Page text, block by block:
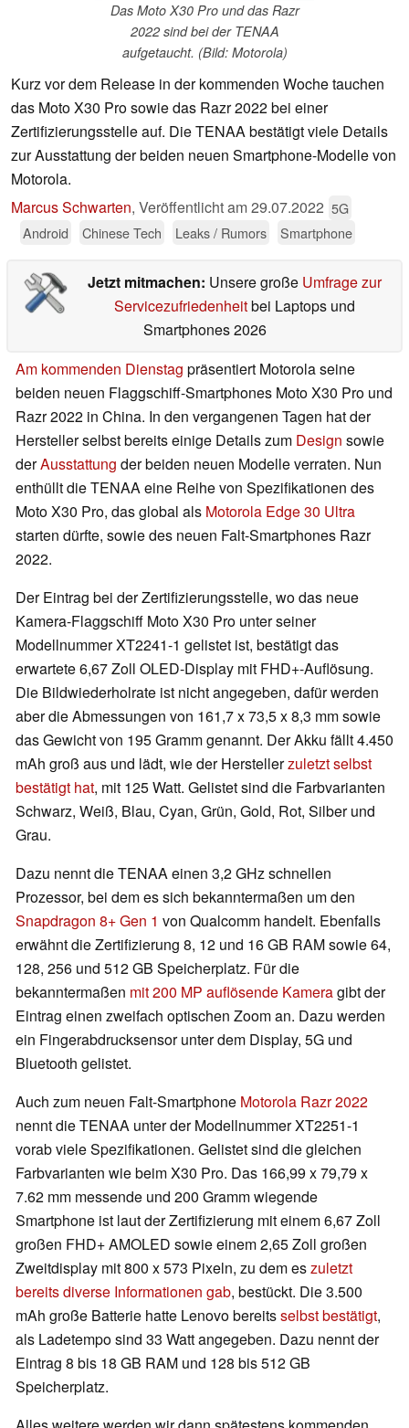
Das Moto X30 Pro und das Razr
2022 sind bei der TENAA
aufgetaucht. (Bild: Motorola)
Kurz vor dem Release in der kommenden Woche tauchen
das Moto X30 Pro sowie das Razr 2022 bei einer
Zertifizierungsstelle auf. Die TENAA bestätigt viele Details
zur Ausstattung der beiden neuen Smartphone-Modelle von
Motorola.
Marcus Schwarten, Veröffentlicht am29.07.2022 5G
Android
Chinese Tech Leaks / Rumors Smartphone
Jetzt mitmachen: Unsere große Umfrage zur
Servicezufriedenheitbei Laptops und
Smartphones 2026
Am kommenden Dienstag präsentiert Motorola seine
beiden neuen Flaggschiff-Smartphones Moto X30 Pro und
Razr 2022 in China. In den vergangenen Tagen hat der
Hersteller selbst bereits einige Details zum Design sowie
derAusstattung der beiden neuen Modelle verraten. Nun
enthüllt die TENAA eine Reihe von Spezifikationen des
Moto X30 Pro, das global als Motorola Edge 30 Ultra
starten dürfte, sowie des neuen Falt-Smartphones Razr
2022.
Der Eintrag bei der Zertifizierungsstelle, wo das neue
Kamera-Flaggschiff Moto X30 Pro unter seiner
Modellnummer XT2241-1 gelistet ist, bestätigt das
erwartete 6,67 Zoll OLED-Display mit FHD+-Auflösung.
Die Bildwiederholrate ist nicht angegeben, dafür werden
aber die Abmessungen von 161,7 x 73,5 x 8,3 mm sowie
das Gewicht von 195 Gramm genannt. Der Akku fällt 4.450
mAh groß aus und lädt, wie der Herstellerzuletzt selbst
bestätigt hat, mit 125 Watt. Gelistet sind die Farbvarianten
Schwarz, Weiß, Blau, Cyan, Grün, Gold, Rot, Silber und
Grau.
Dazu nennt die TENAA einen 3,2 GHz schnellen
Prozessor, bei dem es sich bekanntermaßen um den
Snapdragon 8+ Gen 1 von Qualcomm handelt. Ebenfalls
erwähnt die Zertifizierung 8, 12 und 16 GB RAM sowie 64,
128, 256 und 512 GB Speicherplatz. Für die
bekanntermaßen mit 200 MP auflösende Kameragibt der
Eintrag einen zweifach optischen Zoom an. Dazu werden
ein Fingerabdrucksensor unter dem Display, 5G und
Bluetooth gelistet.
Auch zum neuen Falt-Smartphone Motorola Razr 2022
nennt die TENAA unter der Modellnummer XT2251-1
vorab viele Spezifikationen. Gelistet sind die gleichen
Farbvarianten wie beim X30 Pro. Das 166,99 x 79,79 x
7.62 mm messende und 200 Gramm wiegende
Smartphone ist laut der Zertifizierung mit einem 6,67 Zoll
großen FHD+ AMOLED sowie einem 2,65 Zoll großen
Zweitdisplay mit 800 x 573 Pixeln, zu dem eszuletzt
bereits diverse Informationen gab, bestückt. Die 3.500
mAh große Batterie hatte Lenovo bereitsselbst bestätigt,
als Ladetempo sind 33 Watt angegeben. Dazu nennt der
Eintrag 8 bis 18 GB RAM und 128 bis 512 GB
Speicherplatz.